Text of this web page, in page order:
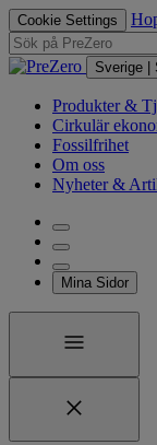
Cookie Settings
Sverige |
Produkter &
Cirkulär
Fossilfrihet
Om oss
Nyheter &
Mina Sidor